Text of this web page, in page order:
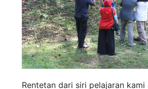
Rentetan dari siri pelajaran kami